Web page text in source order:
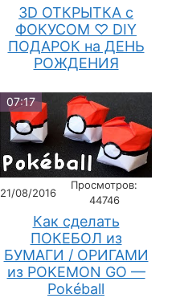
3D ОТКРЫТКА с
ФОКУСОМ ♡ DIY
ПОДАРОК на ДЕНЬ
РОЖДЕНИЯ
07:17
21/08/2016
Просмотров:
44746
Как сделать
ПОКЕБОЛ из
БУМАГИ / ОРИГАМИ
из POKEMON GO —
Pokéball